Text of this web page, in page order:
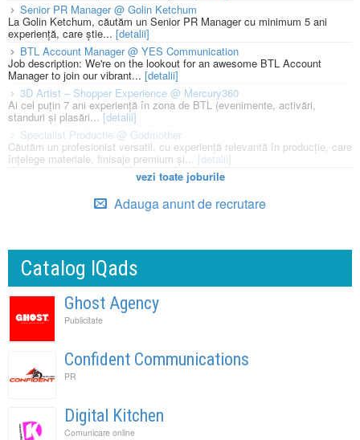
Senior PR Manager @ Golin Ketchum
La Golin Ketchum, căutăm un Senior PR Manager cu minimum 5 ani
experiență, care știe... [detalii]
BTL Account Manager @ YES Communication
Job description: We're on the lookout for an awesome BTL Account
Manager to join our vibrant... [detalii]
3D Artist – Shopper Experience @ Mercury360
Ai cel puțin 7 ani experiență în zona de BTL (evenimente, activări,
standuri și plasări...[detalii]
Specialist Productie @ Godmother
Căutăm un profesionist versatil, cu experiență relevantă în producție, care
înțelege materiale, finisaje premium și... [detalii]
vezi toate joburile
Adauga anunt de recrutare
Catalog IQads
Ghost Agency
Publicitate
Confident Communications
PR
Digital Kitchen
Comunicare online